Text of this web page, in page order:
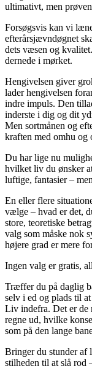
ultimativt, men
Forsøgsvis kan vi
efterårsjævndøgnet
dets væsen og
dernede i mørket.
Hengivelsen giver
lader hengivelsen
indre impuls. Den
inderste i dig og dit
Men sortmånen og
kraften med omhu og
Du har lige nu
hvilket liv du ønsker
luftige, fantasier –
En eller flere
vælge – hvad er det,
store, teoretiske
valg som måske nok
højere grad er mere
Ingen valg er gratis,
Træffer du på daglig
selv i ed og plads til
Liv indefra. Det er de
regne ud, hvilke
som på den lange
Bringer du stunder af
stilheden til at slå rod